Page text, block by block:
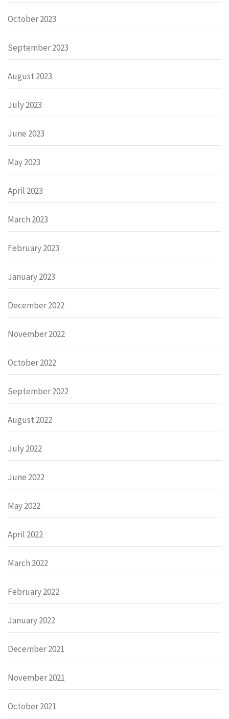
October 2023
September 2023
August 2023
July 2023
June 2023
May 2023
April 2023
March 2023
February 2023
January 2023
December 2022
November 2022
October 2022
September 2022
August 2022
July 2022
June 2022
May 2022
April 2022
March 2022
February 2022
January 2022
December 2021
November 2021
October 2021